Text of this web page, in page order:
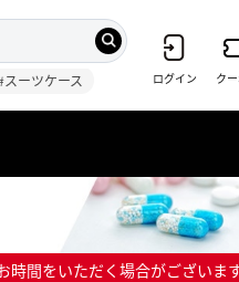
スーツケース ログイン ク
間をいただく場合がございま